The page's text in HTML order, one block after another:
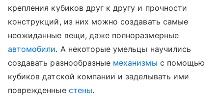
крепления кубиков друг к другу и прочности
конструкций, из них можно создавать самые
неожиданные вещи, даже полноразмерные
автомобили. А некоторые умельцы научились
создавать разнообразные механизмы с помощью
кубиков датской компании и заделывать ими
поврежденные стены.